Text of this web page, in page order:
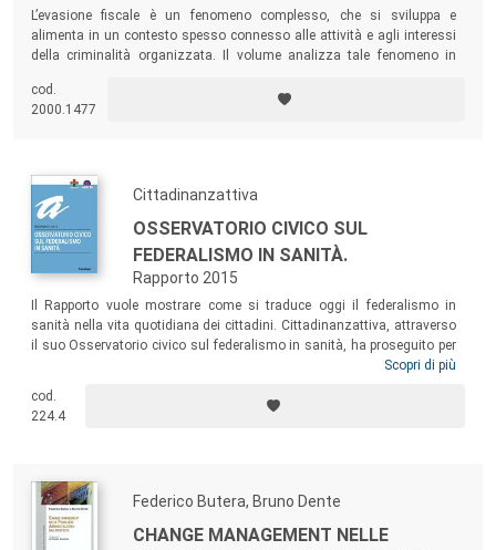
L’evasione fiscale è un fenomeno complesso, che si sviluppa e
alimenta in un contesto spesso connesso alle attività e agli interessi
della criminalità organizzata. Il volume analizza tale fenomeno in
lavora dentro la macchina del Fisco, dinamiche spesso non
evidenziate o poco conosciute.
cod.
2000.1477
Cittadinanzattiva
OSSERVATORIO CIVICO SUL
FEDERALISMO IN SANITÀ.
Rapporto 2015
Il Rapporto vuole mostrare come si traduce oggi il federalismo in
sanità nella vita quotidiana dei cittadini. Cittadinanzattiva, attraverso
il suo Osservatorio civico sul federalismo in sanità, ha proseguito per
il quarto anno consecutivo l’osservazione dei Servizi Sanitari Regionali
di amministrare e fornire risposte in termini di servizi e assistenza
sanitaria e restituirla al Paese.
Scopri di più
cod.
224.4
Federico Butera, Bruno Dente
CHANGE MANAGEMENT NELLE